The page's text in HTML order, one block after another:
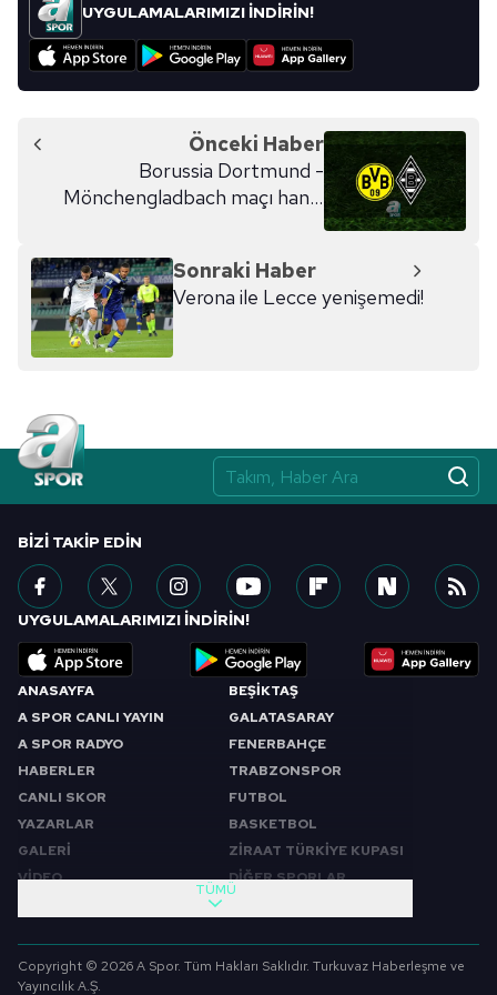
verileriniz işlenmekte olup gerekli olan çerezler bilgi
toplumu hizmetlerinin sunulması amacıyla
reklam/pazarlama faaliyetlerinin yapılması, amaçlarıyla
sınırlı olarak açık rızanız dahilinde kullanılacaktır.
Çerezlere ilişkin tercihlerinizi aşağıda yer alan panel
için Ayarlar butonuna tıklayabilir,Çerez Bilgilendirme
Metnimiziziyaret edebilirsiniz.
6698 sayılı Kişisel Verilerin Korunması Kanunu uyarınca
almak için lütfen
UYGULAMALARIMIZI İNDİRİN!
Önceki Haber
Borussia Dortmund -
Mönchengladbach maçı hangi
Sonraki Haber
Verona ile Lecce yenişemedi!
ANASAYFA
A SPOR CANLI YAYIN
A SPOR RADYO
HABERLER
CANLI SKOR
YAZARLAR
GALERİ
VİDEO
BEŞİKTAŞ
GALATASARAY
FENERBAHÇE
TRABZONSPOR
FUTBOL
BASKETBOL
ZİRAAT TÜRKİYE KUPASI
DİĞER SPORLAR
SABAH SPORU
SPOR GÜNDEMİ
FUTBOL
TÜMÜ
BIZI TAKIP EDIN
UYGULAMALARIMIZI İNDİRİN!
Copyright © 2026 A Spor. Tüm Hakları Saklıdır. Turkuvaz Haberleşme ve
Yayıncılık A.Ş.